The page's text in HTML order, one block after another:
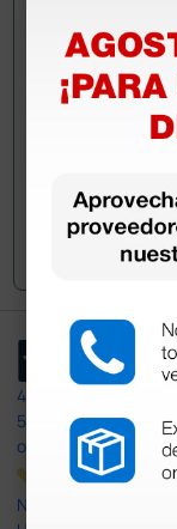
han adquirido
4,4
597
opiniones
Nuestras reseñas de